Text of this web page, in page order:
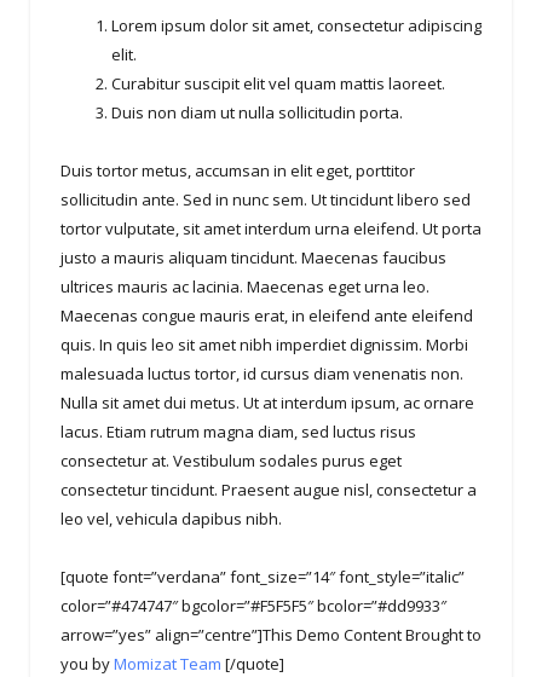
Lorem ipsum dolor sit amet, consectetur adipiscing
elit.
Curabitur suscipit elit vel quam mattis laoreet.
Duis non diam ut nulla sollicitudin porta.
Duis tortor metus, accumsan in elit eget, porttitor
sollicitudin ante. Sed in nunc sem. Ut tincidunt libero sed
tortor vulputate, sit amet interdum urna eleifend. Ut porta
justo a mauris aliquam tincidunt. Maecenas faucibus
ultrices mauris ac lacinia. Maecenas eget urna leo.
Maecenas congue mauris erat, in eleifend ante eleifend
quis. In quis leo sit amet nibh imperdiet dignissim. Morbi
malesuada luctus tortor, id cursus diam venenatis non.
Nulla sit amet dui metus. Ut at interdum ipsum, ac ornare
lacus. Etiam rutrum magna diam, sed luctus risus
consectetur at. Vestibulum sodales purus eget
consectetur tincidunt. Praesent augue nisl, consectetur a
leo vel, vehicula dapibus nibh.
[quote font=”verdana” font_size=”14″ font_style=”italic”
color=”#474747″ bgcolor=”#F5F5F5″ bcolor=”#dd9933″
arrow=”yes” align=”centre”]This Demo Content Brought to
you byMomizat Team [/quote]